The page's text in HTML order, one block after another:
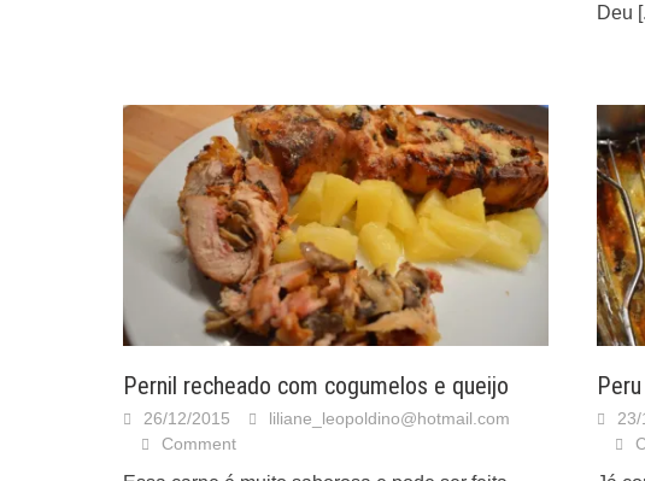
Deu
Pernil recheado com cogumelos e queijo
26/12/2015
liliane_leopoldino@hotmail.com
Comment